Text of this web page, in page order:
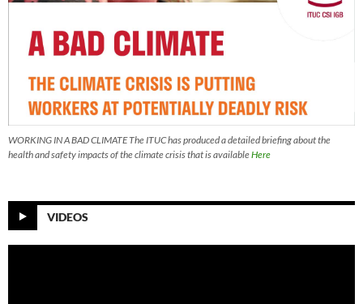
WORKING IN A BAD CLIMATE The ITUC has produced a detailed briefing about the
health and safety impacts of the climate crisis that is availableHere
VIDEOS